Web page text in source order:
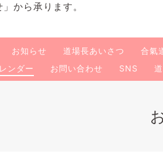
から承ります。
お知らせ 道場長あいさつ 合氣
ンダー
お問い合わせ SNS